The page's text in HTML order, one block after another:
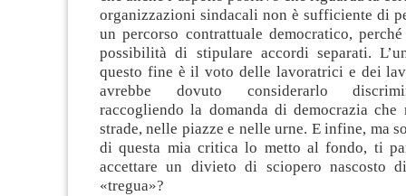
organizzazioni sindacali non è sufficiente di
un percorso contrattuale democratico,
possibilità di stipulare accordi separati.
questo fine è il voto delle lavoratrici e dei
avrebbe dovuto considerarlo
raccogliendo la domanda di democrazia che
strade, nelle piazze e nelle urne. E infine, ma
di questa mia critica lo metto al fondo, ti
accettare un divieto di sciopero nascosto
«tregua»?